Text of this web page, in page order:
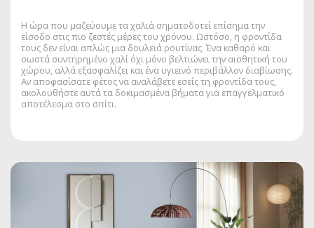
Η ώρα που μαζεύουμε τα χαλιά σηματοδοτεί επίσημα την
είσοδο στις πιο ζεστές μέρες του χρόνου. Ωστόσο, η φροντίδα
τους δεν είναι απλώς μια δουλειά ρουτίνας. Ένα καθαρό και
σωστά συντηρημένο χαλί όχι μόνο βελτιώνει την αισθητική του
χώρου, αλλά εξασφαλίζει και ένα υγιεινό περιβάλλον διαβίωσης.
Αν αποφασίσατε φέτος να αναλάβετε εσείς τη φροντίδα τους,
ακολουθήστε αυτά τα δοκιμασμένα βήματα για επαγγελματικό
αποτέλεσμα στο σπίτι.